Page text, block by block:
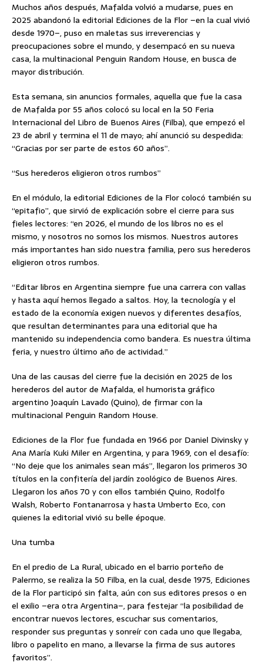
Muchos años después, Mafalda volvió a mudarse, pues en
2025 abandonó la editorial Ediciones de la Flor –en la cual vivió
desde 1970–, puso en maletas sus irreverencias y
preocupaciones sobre el mundo, y desempacó en su nueva
casa, la multinacional Penguin Random House, en busca de
mayor distribución.
Esta semana, sin anuncios formales, aquella que fue la casa
de Mafalda por 55 años colocó su local en la 50 Feria
Internacional del Libro de Buenos Aires (Filba), que empezó el
23 de abril y termina el 11 de mayo; ahí anunció su despedida:
“Gracias por ser parte de estos 60 años”.
“Sus herederos eligieron otros rumbos”
En el módulo, la editorial Ediciones de la Flor colocó también su
“epitafio”, que sirvió de explicación sobre el cierre para sus
fieles lectores: “en 2026, el mundo de los libros no es el
mismo, y nosotros no somos los mismos. Nuestros autores
más importantes han sido nuestra familia, pero sus herederos
eligieron otros rumbos.
“Editar libros en Argentina siempre fue una carrera con vallas
y hasta aquí hemos llegado a saltos. Hoy, la tecnología y el
estado de la economía exigen nuevos y diferentes desafíos,
que resultan determinantes para una editorial que ha
mantenido su independencia como bandera. Es nuestra última
feria, y nuestro último año de actividad.”
Una de las causas del cierre fue la decisión en 2025 de los
herederos del autor de Mafalda, el humorista gráfico
argentino Joaquín Lavado (Quino), de firmar con la
multinacional Penguin Random House.
Ediciones de la Flor fue fundada en 1966 por Daniel Divinsky y
Ana María Kuki Miler en Argentina, y para 1969, con el desafío:
“No deje que los animales sean más”, llegaron los primeros 30
títulos en la confitería del jardín zoológico de Buenos Aires.
Llegaron los años 70 y con ellos también Quino, Rodolfo
Walsh, Roberto Fontanarrosa y hasta Umberto Eco, con
quienes la editorial vivió su belle époque.
Una tumba
En el predio de La Rural, ubicado en el barrio porteño de
Palermo, se realiza la 50 Filba, en la cual, desde 1975, Ediciones
de la Flor participó sin falta, aún con sus editores presos o en
el exilio –era otra Argentina–, para festejar “la posibilidad de
encontrar nuevos lectores, escuchar sus comentarios,
responder sus preguntas y sonreír con cada uno que llegaba,
libro o papelito en mano, a llevarse la firma de sus autores
favoritos”.